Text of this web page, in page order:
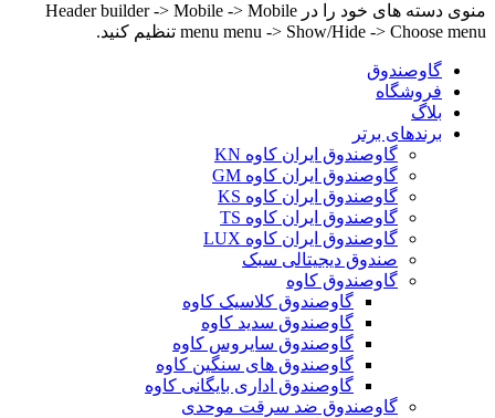
منوی دسته های خود را در Header builder -> Mobile -> Mobile
menu menu -> Show/Hide -> Choose menu تنظیم کنید.
گاوصندوق
فروشگاه
بلاگ
برندهای برتر
گاوصندوق ایران کاوه KN
گاوصندوق ایران کاوه GM
گاوصندوق ایران کاوه KS
گاوصندوق ایران کاوه TS
گاوصندوق ایران کاوه LUX
صندوق دیجیتالی سبک
گاوصندوق کاوه
گاوصندوق کلاسیک کاوه
گاوصندوق سدید کاوه
گاوصندوق سایروس کاوه
گاوصندوق های سنگین کاوه
گاوصندوق اداری بایگانی کاوه
گاوصندوق ضد سرقت موحدی